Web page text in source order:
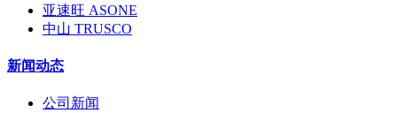
亚速旺 ASONE
中山 TRUSCO
新闻动态
公司新闻